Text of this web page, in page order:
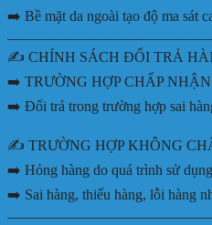
➡️ Bề mặt da ngoài tạo độ ma sát
✍️ CHÍNH SÁCH ĐỔI TRẢ
➡️ TRƯỜNG HỢP CHẤP
➡️ Đổi trả trong trường hợp sai
✍️ TRƯỜNG HỢP KHÔNG
➡️ Hỏng hàng do quá trình sử
➡️ Sai hàng, thiếu hàng, lỗi hàng